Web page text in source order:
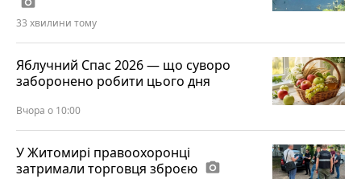
33 хвилини тому
Яблучний Спас 2026 — що суворо
заборонено робити цього дня
Вчора о 10:00
У Житомирі правоохоронці
затримали торговця зброєю photo_camera